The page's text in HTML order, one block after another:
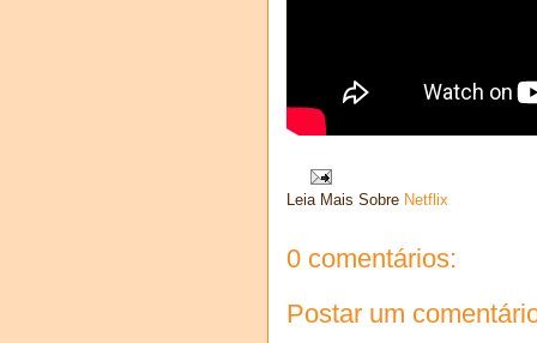
Leia Mais Sobre Netflix
0 comentários:
Postar um